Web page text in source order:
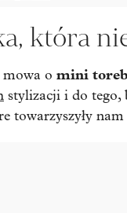
która
o mini
stylizacji i do tego,
towarzyszyły